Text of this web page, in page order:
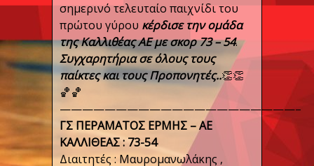
σημερινό τελευταίο παιχνίδι του
πρώτου γύρου κέρδισε την ομάδα
της Καλλιθέας ΑΕ με σκορ 73 – 54.
Συγχαρητήρια σε όλους τους
παίκτες και τους Προπονητές..👏👏
🏀🏀
—————————————————————–
ΓΣ ΠΕΡΑΜΑΤΟΣ ΕΡΜΗΣ – ΑΕ
ΚΑΛΛΙΘΕΑΣ : 73-54
Διαιτητές : Μαυρομανωλάκης ,